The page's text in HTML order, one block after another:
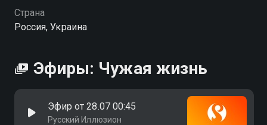
вы можете совершенно бесплатно в хорошем HD
качестве на Смотрёшке
Страна
Россия, Украина
Эфиры: Чужая жизнь
Эфир от 28.07 00:45
Русский Иллюзион